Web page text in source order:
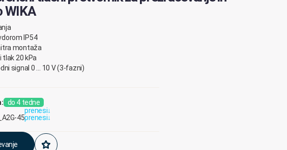
WIKA
IP54
montaža
tlak 20 kPa
signal 0 … 10 V (3-fazni)
do 4 tedne
prenesi↓
45prenesi↓